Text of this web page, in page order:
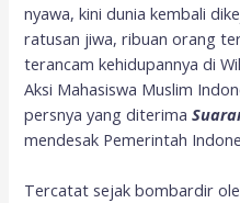
nyawa, kini dunia kembali
ratusan jiwa, ribuan orang
terancam kehidupannya di
Aksi Mahasiswa Muslim
persnya yang diterima
mendesak Pemerintah
Tercatat sejak bombardir